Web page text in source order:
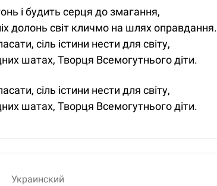
і будить серця до змагання,
долонь світ кличмо на шлях оправдання.
сіль істини нести для світу,
шатах, Творця Всемогутнього діти.
сіль істини нести для світу,
шатах, Творця Всемогутнього діти.
Украинский